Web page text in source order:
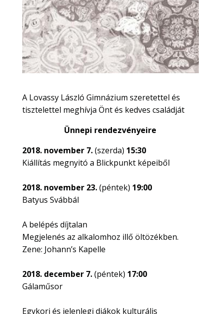
A Lovassy László Gimnázium szeretettel és
tisztelettel meghívja Önt és kedves családját
Ünnepi rendezvényeire
2018. november 7.(szerda) 15:30
Kiállítás megnyitó a Blickpunkt képeiből
2018. november 23.(péntek) 19:00
Batyus Svábbál
A belépés díjtalan
Megjelenés az alkalomhoz illő öltözékben.
Zene: Johann’s Kapelle
2018. december 7.(péntek) 17:00
Gálaműsor
Egykori és jelenlegi diákok kulturális